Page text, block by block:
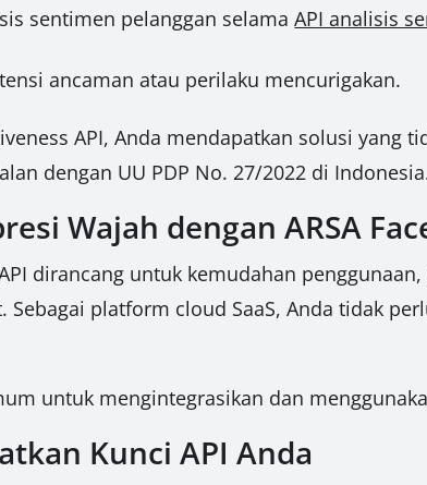
sentimen pelanggan selamaAPI analisis
ancaman atau perilaku mencurigakan.
API, Anda mendapatkan solusi yang
dengan UU PDP No. 27/2022 di
Wajah dengan ARSA
dirancang untuk kemudahan
platform cloud SaaS, Anda tidak
untuk mengintegrasikan dan
Kunci API Anda